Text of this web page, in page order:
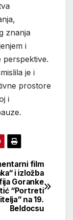
znanja
i
perspektive.
je i
prostore
i
film
i izložba
Goranke
“Portreti
na 19.
Beldocsu